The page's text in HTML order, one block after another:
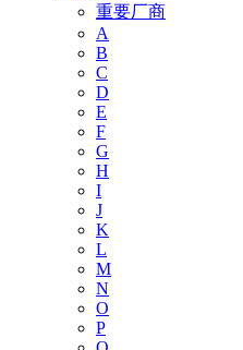
重要厂商
A
B
C
D
E
F
G
H
I
J
K
L
M
N
O
P